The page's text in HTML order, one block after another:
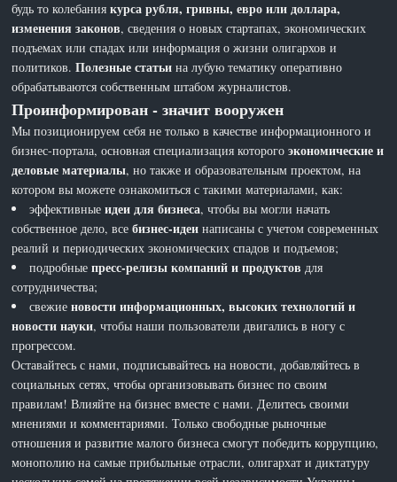
будь то колебаниякурса рубля, гривны, евро или доллара,
изменения законов, сведения о новых стартапах, экономических
подъемах или спадах или информация о жизни олигархов и
политиков.Полезные статьи на лубую тематику оперативно
обрабатываются собственным штабом журналистов.
Проинформирован - значит вооружен
Мы позиционируем себя не только в качестве информационного и
бизнес-портала, основная специализация которогоэкономические и
деловые материалы, но также и образовательным проектом, на
котором вы можете ознакомиться с такими материалами, как:
эффективныеидеи для бизнеса, чтобы вы могли начать
собственное дело, всебизнес-идеи написаны с учетом современных
реалий и периодических экономических спадов и подъемов;
подробныепресс-релизы компаний и продуктов для
сотрудничества;
свежиеновости информационных, высоких технологий и
новости науки, чтобы наши пользователи двигались в ногу с
прогрессом.
Оставайтесь с нами, подписывайтесь на новости, добавляйтесь в
социальных сетях, чтобы организовывать бизнес по своим
правилам! Влияйте на бизнес вместе с нами. Делитесь своими
мнениями и комментариями. Только свободные рыночные
отношения и развитие малого бизнеса смогут победить коррупцию,
монополию на самые прибыльные отрасли, олигархат и диктатуру